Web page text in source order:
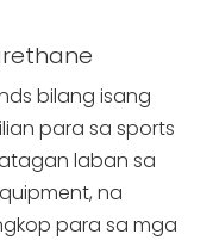
bilang isang
para sa sports
laban sa
na
para sa mga